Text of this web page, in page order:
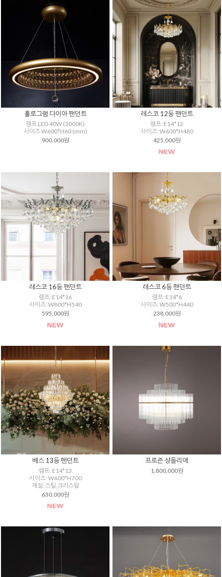
홀로그램 다이아 팬던트
램프 LED 40W (3000K)
사이즈 W600*H60 (mm)
900,000원
레스코 12등 팬던트
램프: E14*12
사이즈: W600*H480
425,000원
레스코 16등 팬던트
램프: E14*16
사이즈: W800*H540
595,000원
레스코 6등 팬던트
램프: E14*6
사이즈: W500*H440
238,000원
베스 13등 팬던트
램프: E14*13
사이즈: W600*H700
재질: 스틸,크리스탈
630,000원
프로즌 샹들리에
1,800,000원